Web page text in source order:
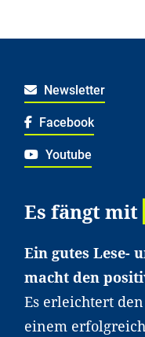
Newsletter
Facebook
Youtube
Es fängt mit
Ein gutes Lese-
macht den
Es erleichtert
einem